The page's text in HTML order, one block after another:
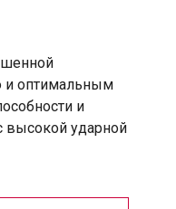
и оптимальным
и
высокой ударной